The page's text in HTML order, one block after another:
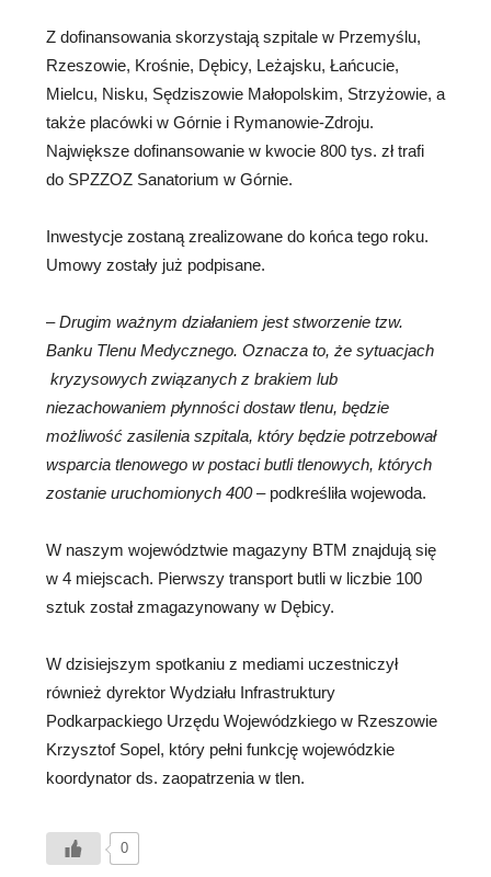
Z dofinansowania skorzystają szpitale w Przemyślu,
Rzeszowie, Krośnie, Dębicy, Leżajsku, Łańcucie,
Mielcu, Nisku, Sędziszowie Małopolskim, Strzyżowie, a
także placówki w Górnie i Rymanowie-Zdroju.
Największe dofinansowanie w kwocie 800 tys. zł trafi
do SPZZOZ Sanatorium w Górnie.
Inwestycje zostaną zrealizowane do końca tego roku.
Umowy zostały już podpisane.
–Drugim ważnym działaniem jest stworzenie tzw.
Banku Tlenu Medycznego. Oznacza to, że sytuacjach
kryzysowych związanych z brakiem lub
niezachowaniem płynności dostaw tlenu, będzie
możliwość zasilenia szpitala, który będzie potrzebował
wsparcia tlenowego w postaci butli tlenowych, których
zostanie uruchomionych 400– podkreśliła wojewoda.
W naszym województwie magazyny BTM znajdują się
w 4 miejscach. Pierwszy transport butli w liczbie 100
sztuk został zmagazynowany w Dębicy.
W dzisiejszym spotkaniu z mediami uczestniczył
również dyrektor Wydziału Infrastruktury
Podkarpackiego Urzędu Wojewódzkiego w Rzeszowie
Krzysztof Sopel, który pełni funkcję wojewódzkie
koordynator ds. zaopatrzenia w tlen.
0